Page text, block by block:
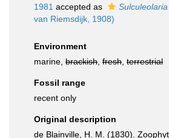
1981 accepted as
van Riemsdijk, 1908)
Environment
marine, brackish fresh terrestrial
Fossil range
recent only
Original description
de Blainville, H. M. (1830).